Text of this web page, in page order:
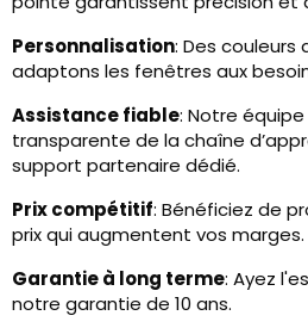
Personnalisation: Des couleurs
adaptons les fenêtres aux
Assistance fiable: Notre
transparente de la chaîne
support partenaire dédié.
Prix ​​compétitif: Bénéficiez de
prix qui augmentent vos marges.
Garantie à long terme: Ayez
notre garantie de 10 ans.